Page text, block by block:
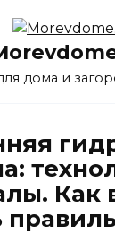
дома и
Как